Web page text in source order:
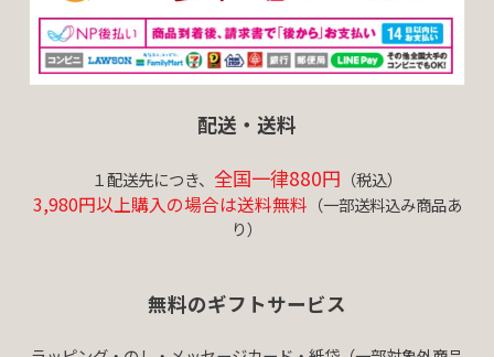
配送・送料
１配送先につき、 全国一律880円 （税込）
3,980円以上購入の場合は送料無料 （一部送料込み商品あ
り）
無料のギフトサービス